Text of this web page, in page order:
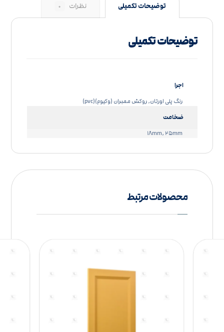
توضیحات تکمیلی نظرات ۰
توضیحات تکمیلی
اجرا
رنگ پلی اورتان, روکش ممبران (وکیوم)(pvc)
ضخامت
۱۸mm, ۲۵mm
محصولات مرتبط